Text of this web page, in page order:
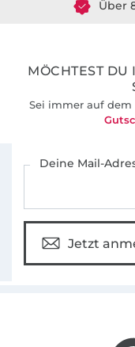
MÖCHTEST DU
Sei immer auf dem
Deine Mail-
Jetzt